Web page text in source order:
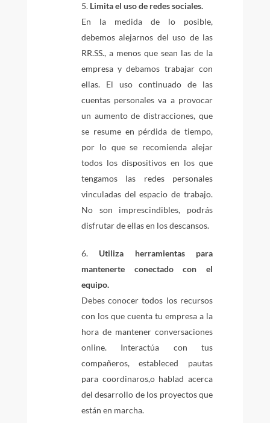
Limita el uso de redes sociales.
En la medida de lo posible,
debemos alejarnos del uso de las
RR.SS., a menos que sean las de la
empresa y debamos trabajar con
ellas. El uso continuado de las
cuentas personales va a provocar
un aumento de distracciones, que
se resume en pérdida de tiempo,
por lo que se recomienda alejar
todos los dispositivos en los que
tengamos las redes personales
vinculadas del espacio de trabajo.
No son imprescindibles, podrás
disfrutar de ellas en los descansos.
Utiliza herramientas para
mantenerte conectado con el
equipo.
Debes conocer todos los recursos
con los que cuenta tu empresa a la
hora de mantener conversaciones
online. Interactúa con tus
compañeros, estableced pautas
para coordinaros,o hablad acerca
del desarrollo de los proyectos que
están en marcha.